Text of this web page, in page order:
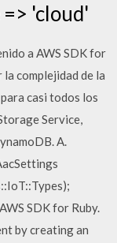
'cloud'
a AWS SDK for
la complejidad de la
casi todos los
Service,
A.
SDK for Ruby.
by creating an